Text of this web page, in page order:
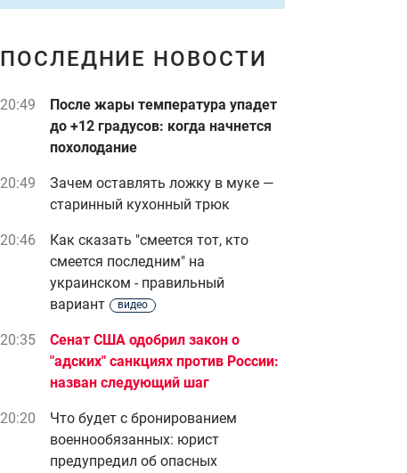
ПОСЛЕДНИЕ НОВОСТИ
20:49
После жары температура упадет
до +12 градусов: когда начнется
похолодание
20:49
Зачем оставлять ложку в муке —
старинный кухонный трюк
20:46
Как сказать "смеется тот, кто
смеется последним" на
украинском - правильный
вариант
видео
20:35
Сенат США одобрил закон о
"адских" санкциях против России:
назван следующий шаг
20:20
Что будет с бронированием
военнообязанных: юрист
предупредил об опасных